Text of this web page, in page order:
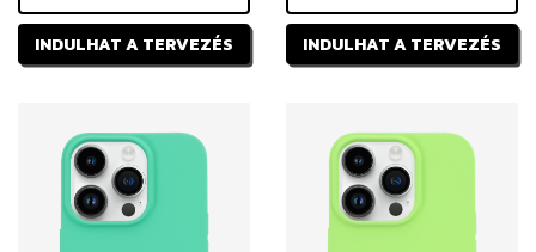
INDULHAT A TERVEZÉS
INDULHAT A TERVEZÉS